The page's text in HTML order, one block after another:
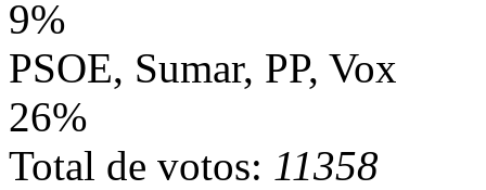
9%
PSOE, Sumar, PP, Vox
26%
Total de votos: 11358